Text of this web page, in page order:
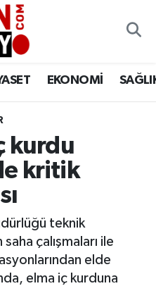
EKONOMİ
kurdu
kritik
teknik
çalışmaları ile
elde
elma iç kurduna
ve Fikstür